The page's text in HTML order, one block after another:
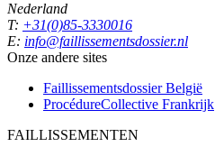
Nederland
T: +31(0)85-3330016
E: info@faillissementsdossier.nl
Onze andere sites
Faillissementsdossier België
ProcédureCollective Frankrijk
FAILLISSEMENTEN